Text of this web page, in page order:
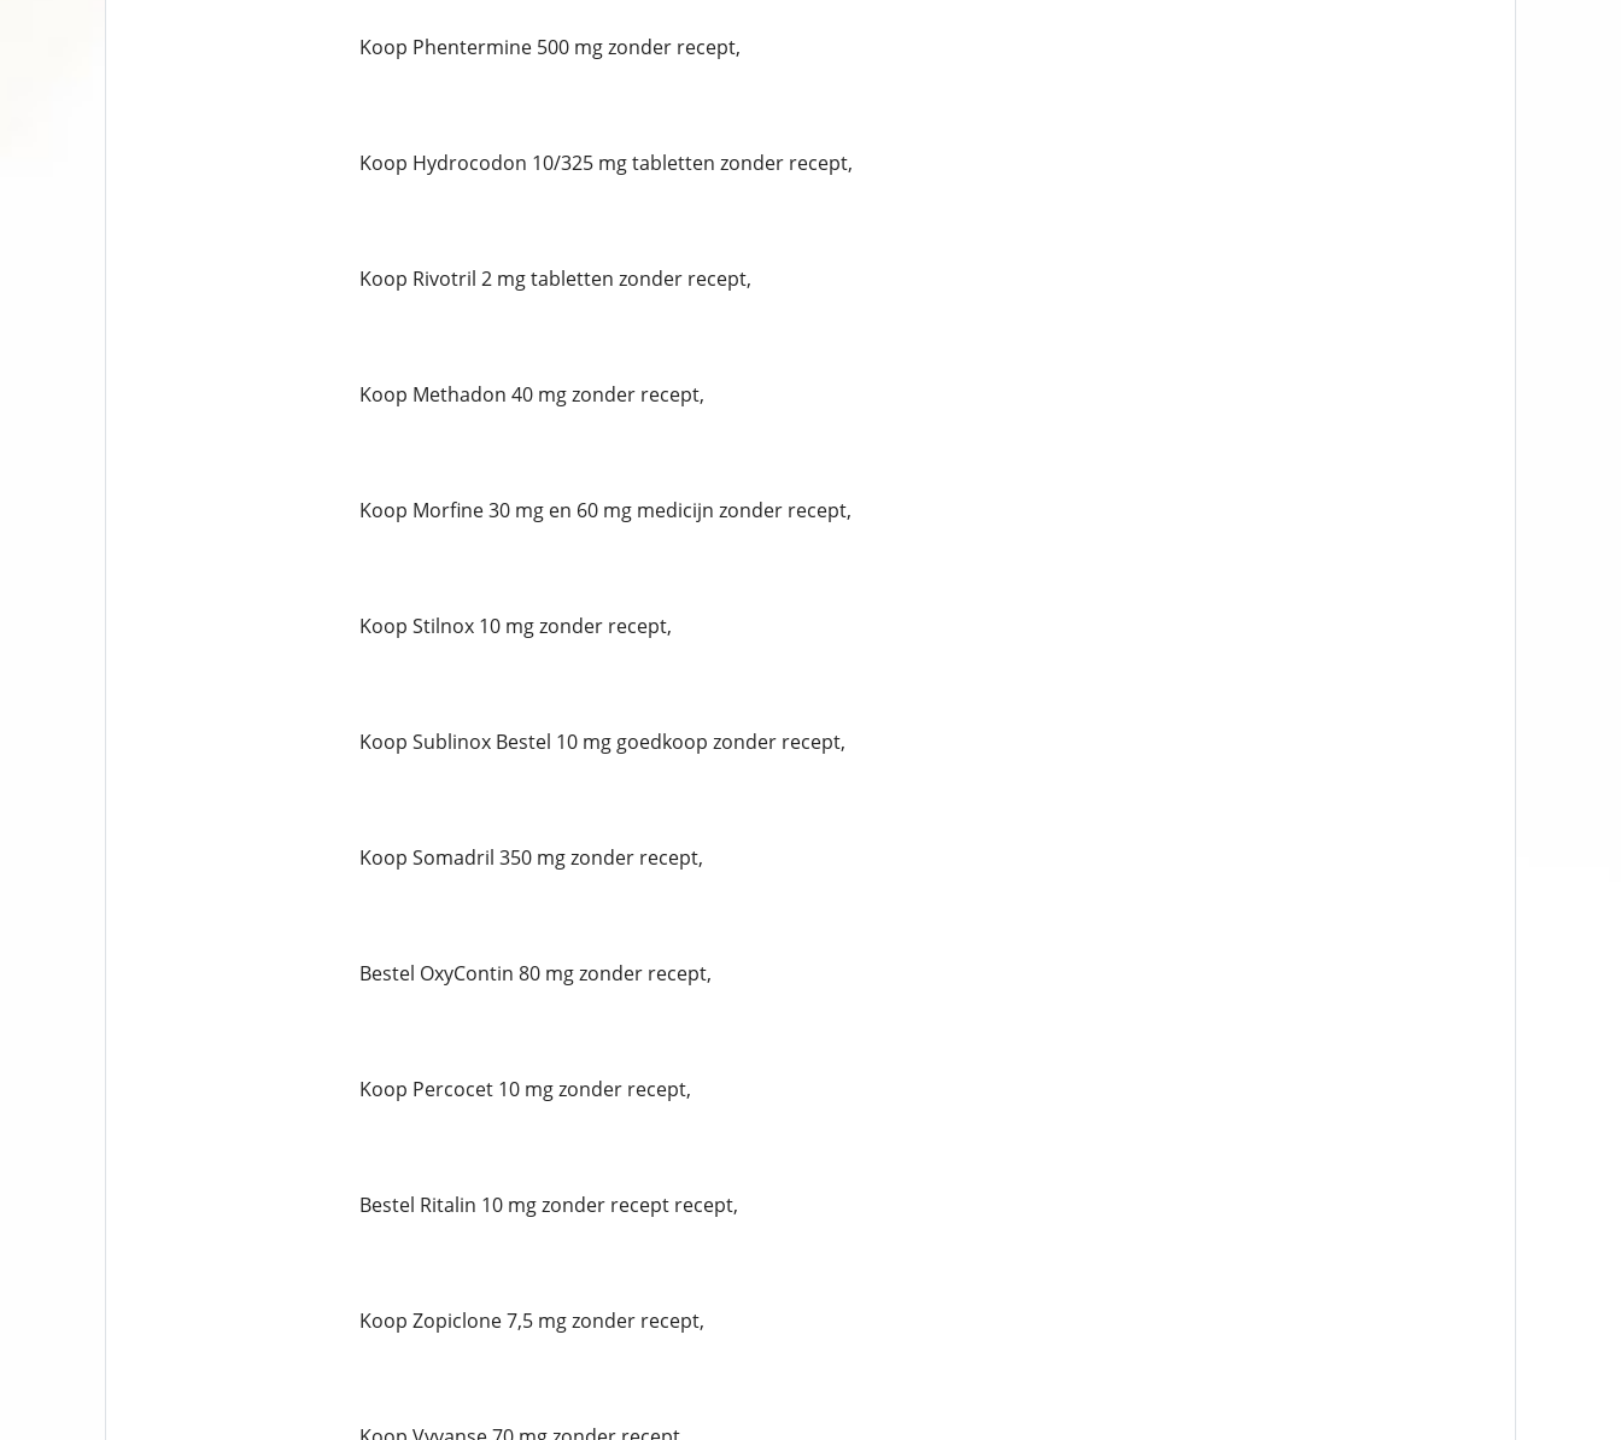
Koop Phentermine 500 mg zonder recept,
Koop Hydrocodon 10/325 mg tabletten zonder recept,
Koop Rivotril 2 mg tabletten zonder recept,
Koop Methadon 40 mg zonder recept,
Koop Morfine 30 mg en 60 mg medicijn zonder recept,
Koop Stilnox 10 mg zonder recept,
Koop Sublinox Bestel 10 mg goedkoop zonder recept,
Koop Somadril 350 mg zonder recept,
Bestel OxyContin 80 mg zonder recept,
Koop Percocet 10 mg zonder recept,
Bestel Ritalin 10 mg zonder recept recept,
Koop Zopiclone 7,5 mg zonder recept,